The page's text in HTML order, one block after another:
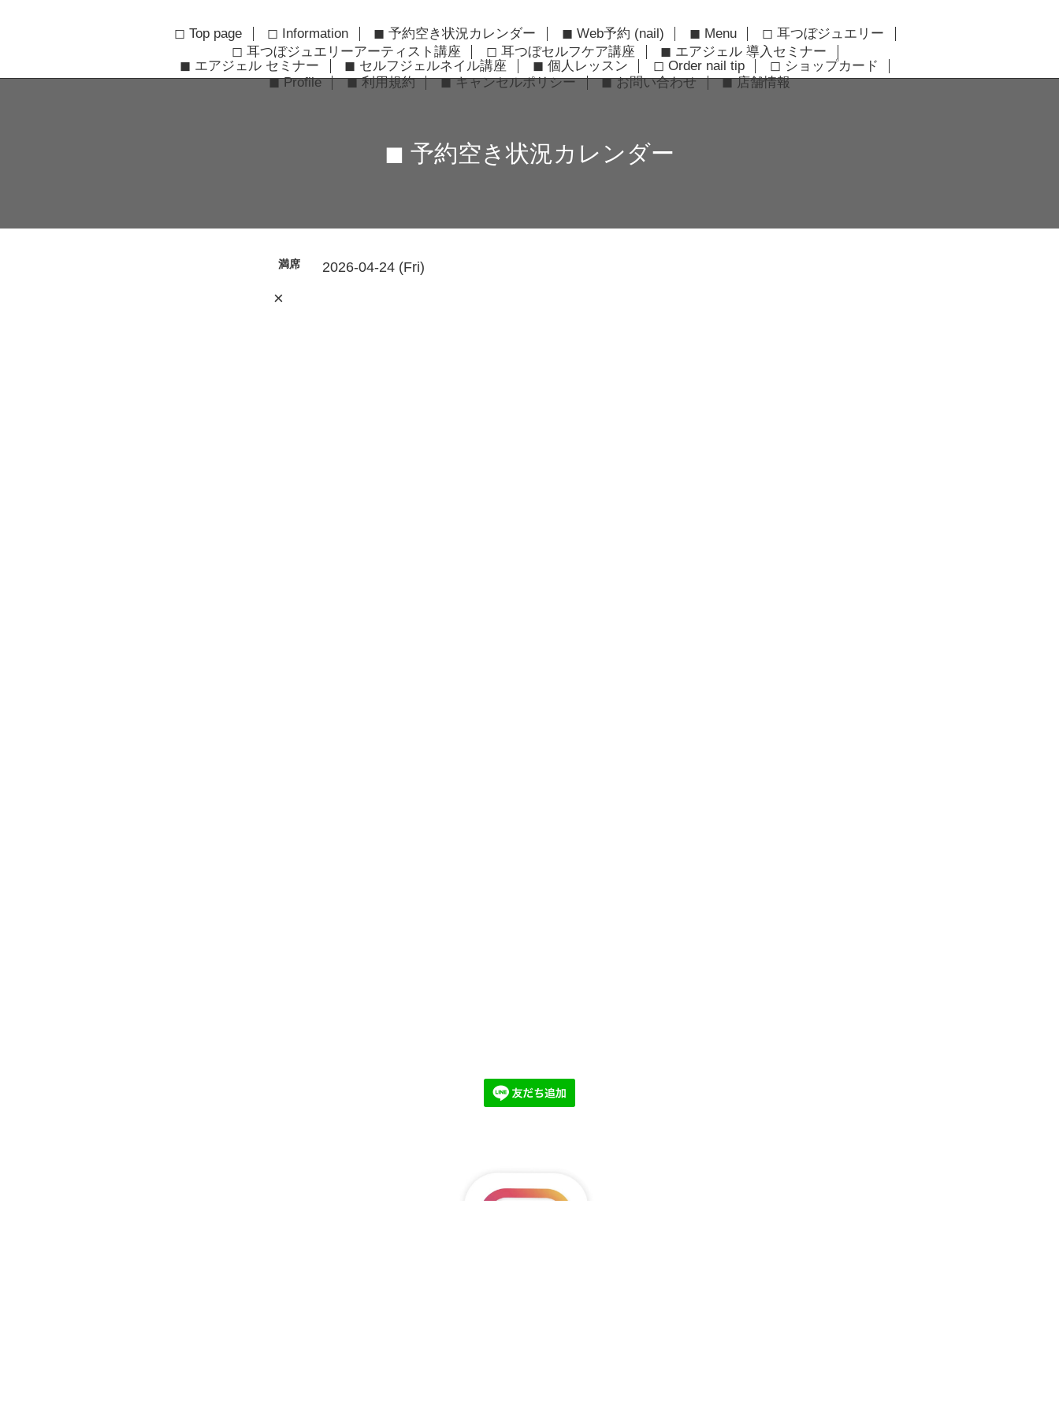
◻︎ Top page ◻︎ Information ◼︎ 予約空き状況カレンダー ◼︎ Web予約 (nail) ◼︎ Menu
◻︎ 耳つぼジュエリー
◻︎ 耳つぼジュエリーアーティスト講座
◻︎ 耳つぼセルフケア講座
◼︎ エアジェル 導入セミナー
◼︎ エアジェル セミナー
◼︎ セルフジェルネイル講座 ◼︎ 個人レッスン ◻︎ Order nail tip
◻︎ ショップカード
◼︎ Profile
◼︎ 利用規約 ◼︎ キャンセルポリシー ◼︎ お問い合わせ ◼︎ 店舗情報
◼︎ 予約空き状況カレンダー
満席 2026-04-24 (Fri)
×